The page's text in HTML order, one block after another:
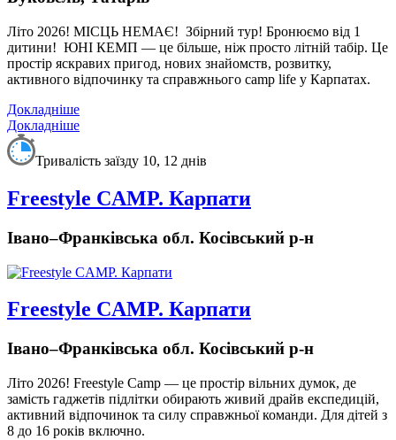
Літо 2026! МІСЦЬ НЕМАЄ! Збірний тур! Бронюємо від 1
дитини! ЮНІ КЕМП — це більше, ніж просто літній табір. Це
простір яскравих пригод, нових знайомств, розвитку,
активного відпочинку та справжнього camp life у Карпатах.
Докладніше
Докладніше
Тривалість заїзду 10, 12 днів
Freestyle CAMP. Карпати
Івано–Франківська обл. Косівський р-н
Freestyle CAMP. Карпати
Івано–Франківська обл. Косівський р-н
Літо 2026! Freestyle Camp — це простір вільних думок, де
замість гаджетів підлітки обирають живий драйв експедицій,
активний відпочинок та силу справжньої команди. Для дітей з
8 до 16 років включно.